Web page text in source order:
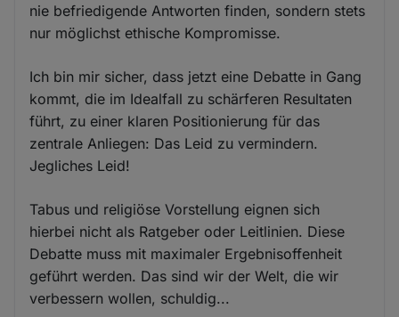
nie befriedigende Antworten finden, sondern stets
nur möglichst ethische Kompromisse.
Ich bin mir sicher, dass jetzt eine Debatte in Gang
kommt, die im Idealfall zu schärferen Resultaten
führt, zu einer klaren Positionierung für das
zentrale Anliegen: Das Leid zu vermindern.
Jegliches Leid!
Tabus und religiöse Vorstellung eignen sich
hierbei nicht als Ratgeber oder Leitlinien. Diese
Debatte muss mit maximaler Ergebnisoffenheit
geführt werden. Das sind wir der Welt, die wir
verbessern wollen, schuldig...